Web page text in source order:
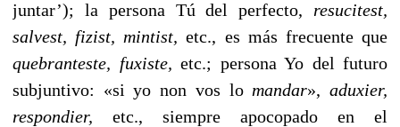
juntar’); la persona Tú del perfecto, resucitest,
salvest, fizist, mintist,etc., es más frecuente que
quebranteste, fuxiste, etc.; persona Yo del futuro
subjuntivo: «si yo non vos lo mandar», aduxier,
respondier, etc., siempre apocopado en el